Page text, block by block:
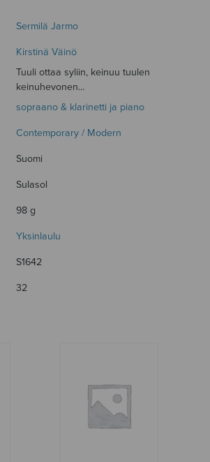
Sermilä Jarmo
Kirstinä Väinö
Tuuli ottaa syliin, keinuu tuulen
keinuhevonen...
sopraano & klarinetti ja piano
Contemporary / Modern
Suomi
Sulasol
98 g
Yksinlaulu
S1642
32